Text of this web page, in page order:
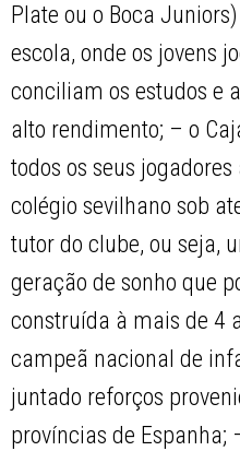
Plate ou o Boca
escola, onde os jovens
conciliam os estudos e
alto rendimento; – o
todos os seus
colégio sevilhano sob
tutor do clube, ou seja,
geração de sonho que
construída à mais de 4
campeã nacional de
juntado reforços
províncias de Espanha;